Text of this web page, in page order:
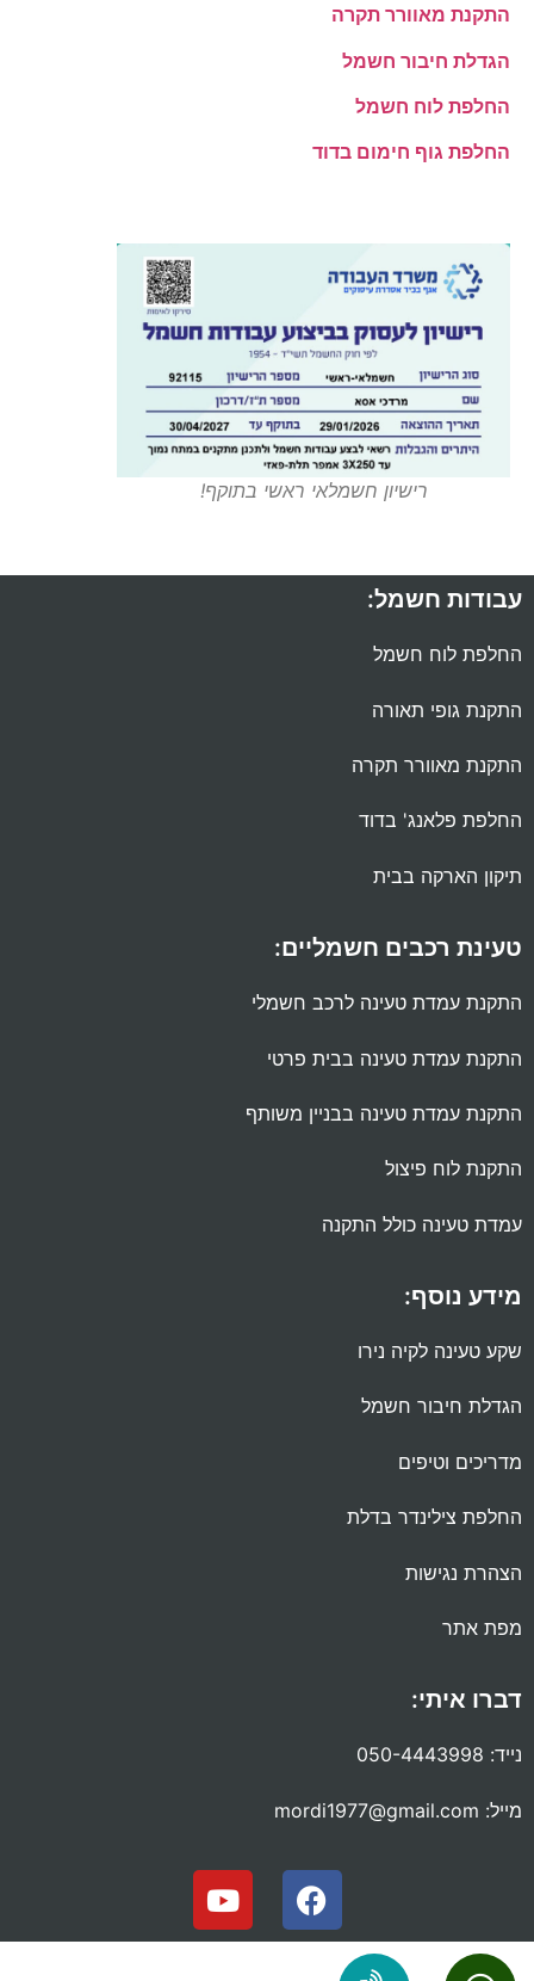
התקנת מאוורר תקרה
הגדלת חיבור חשמל
החלפת לוח חשמל
החלפת גוף חימום בדוד
רישיון חשמלאי ראשי בתוקף!
עבודות חשמל:
החלפת לוח חשמל
התקנת גופי תאורה
התקנת מאוורר תקרה
החלפת פלאנג' בדוד
תיקון הארקה בבית
טעינת רכבים חשמליים:
התקנת עמדת טעינה לרכב חשמלי
התקנת עמדת טעינה בבית פרטי
התקנת עמדת טעינה בבניין משותף
התקנת לוח פיצול
עמדת טעינה כולל התקנה
מידע נוסף:
שקע טעינה לקיה נירו
הגדלת חיבור חשמל
מדריכים וטיפים
החלפת צילינדר בדלת
הצהרת נגישות
מפת אתר
דברו איתי:
נייד: 050-4443998
מייל: mordi1977@gmail.com